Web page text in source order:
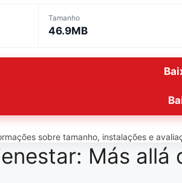
Tamanho
46.9MB
sobre tamanho, instalações e
Más allá